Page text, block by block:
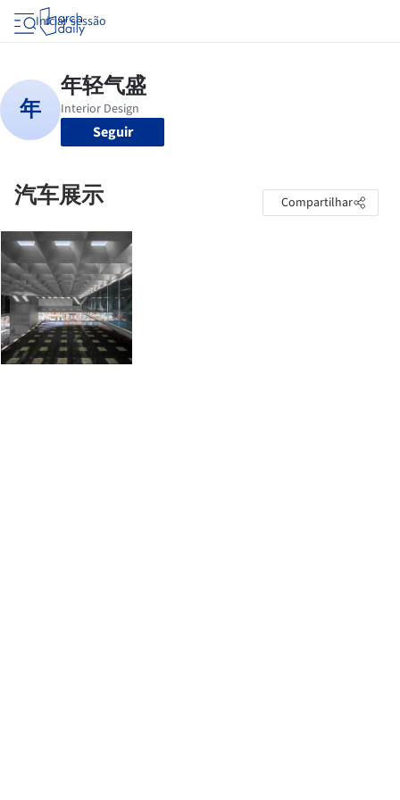
Iniciar sessão
Seguir
汽车展示 Compartilhar